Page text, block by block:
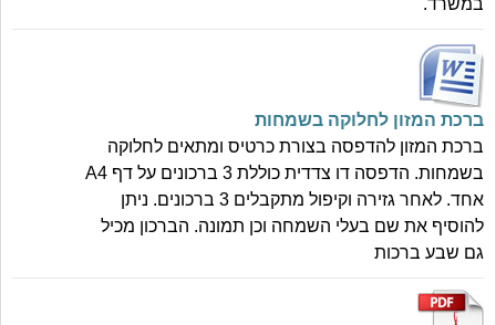
ברכת המזון לחלוקה בשמחות
ברכת המזון להדפסה בצורת כרטיס ומתאים לחלוקה
בשמחות. הדפסה דו צדדית כוללת 3 ברכונים על דף A4
אחד. לאחר גזירה וקיפול מתקבלים 3 ברכונים. ניתן
להוסיף את שם בעלי השמחה וכן תמונה. הברכון מכיל
גם שבע ברכות